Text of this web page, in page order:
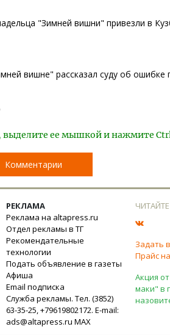
"Зимней вишни" привезли в
вишне" рассказал суду об ошибке
выделите ее мышкой и нажмите
Комментарии
РЕКЛАМА
Реклама на altapress.ru
Отдел рекламы в ТГ
Рекомендательные
технологии
Подать объявление в газеты
Афиша
Email подписка
Служба рекламы. Тел. (3852)
63-35-25, +79619802172. E-mail:
ads@altapress.ru MAX
Задать
Прайс
Акция
маки" в